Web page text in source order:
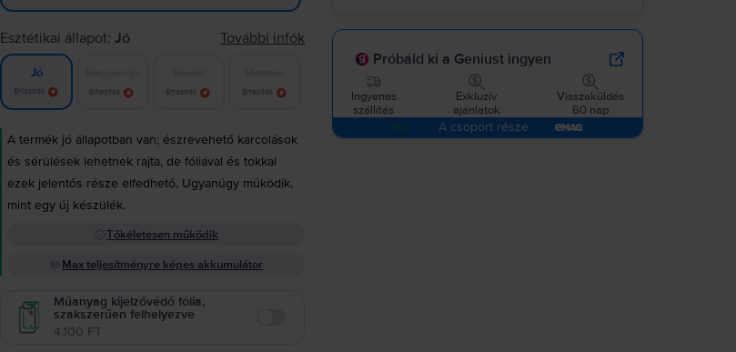
Esztétikai állapot:Jó További infók
Jó
Értesítés Értesítés Értesítés Értesítés
A termék jó állapotban van; észrevehető karcolások
és sérülések lehetnek rajta, de fóliával és tokkal
ezek jelentős része elfedhető. Ugyanúgy működik,
mint egy új készülék.
Tökéletesen működik
Max teljesítményre képes akkumulátor
Műanyag kijelzővédő fólia,
szakszerűen felhelyezve
4.100 FT
Próbáld ki a Geniust ingyen
Ingyenes
szállítás
Exkluzív
ajánlatok
Visszaküldés
60 nap
A csoport része